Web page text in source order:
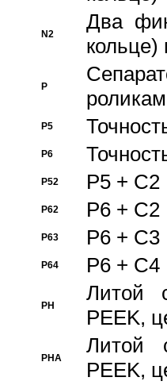
N2
Два
кольце)
P
роликам
P5
P6
P52 P5 + C2
P62 P6 + C2
P63 P6 + C3
P64 P6 + C4
PH
Литой
PEEK,
PHA
Литой
PEEK,